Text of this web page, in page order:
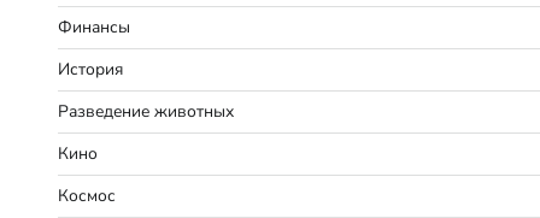
Финансы
История
Разведение животных
Кино
Космос